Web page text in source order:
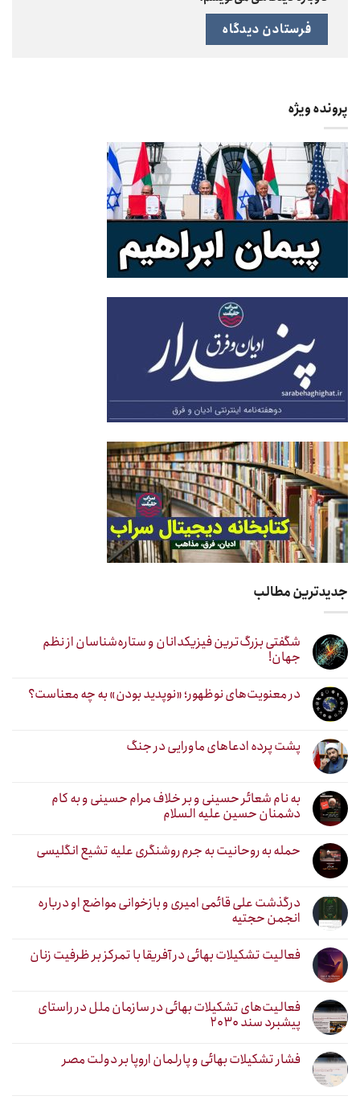
پرونده ویژه
جدیدترین مطالب
شگفتی بزرگ‌ترین فیزیکدانان و ستاره‌شناسان از نظم
جهان!
در معنویت‌های نوظهور؛ «نوپدید بودن» به چه معناست؟
پشت پرده ادعاهای ماورایی در جنگ
به نام شعائر حسینی و بر خلاف مرام حسینی و به کام
دشمنان حسین علیه السلام
حمله به روحانیت به جرم روشنگری علیه تشیع انگلیسی
درگذشت علی قائمی امیری و بازخوانی مواضع او درباره
انجمن حجتیه
فعالیت تشکیلات بهائی در آفریقا با تمرکز بر ظرفیت زنان
فعالیت‌های تشکیلات بهائی در سازمان ملل در راستای
پیشبرد سند ۲۰۳۰
فشار تشکیلات بهائی و پارلمان اروپا بر دولت مصر